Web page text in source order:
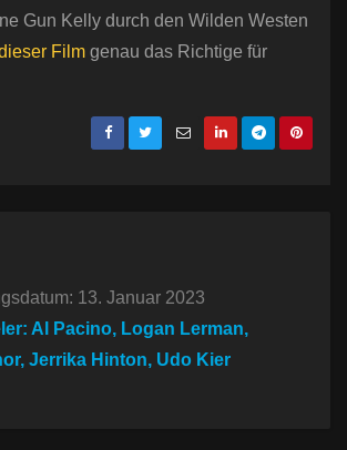
Gun Kelly durch den Wilden Westen
Film genau das Richtige für
13. Januar 2023
Al Pacino, Logan Lerman,
Jerrika Hinton, Udo Kier